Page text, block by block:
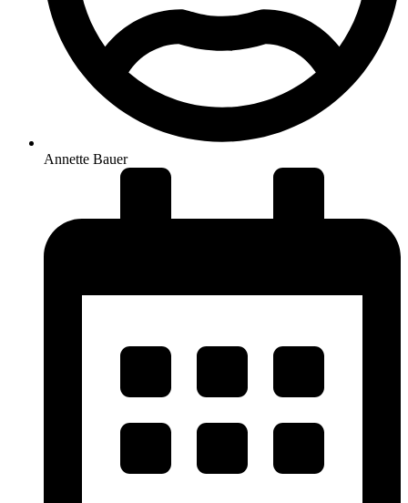
Annette Bauer